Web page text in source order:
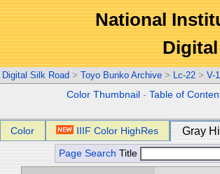
National
Digital Silk Road > Toyo Bunko Archive > Lc-22 > V-1
Color Thumbnail -Table of
Color IIIF Color HighRes Gray
Page Search Title